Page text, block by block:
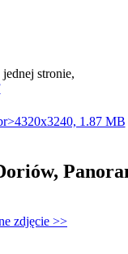
stronie,
zdjęcie >>